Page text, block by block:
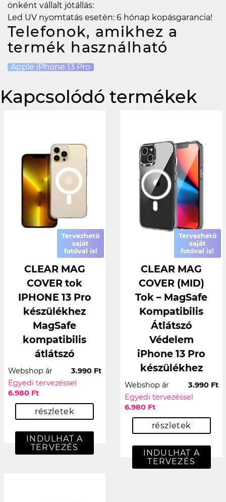
önként vállalt jótállás:
Led UV nyomtatás esetén: 6 hónap kopásgarancia!
Telefonok, amikhez a
termék használható
Apple iPhone 13 Pro
Kapcsolódó termékek
Tervezhető
saját
fotóval is!
CLEAR MAG
COVER tok
IPHONE 13 Pro
készülékhez
MagSafe
kompatibilis
átlátszó
Webshop ár
3.990 Ft
Egyedi tervezéssel
6.980 Ft
részletek
INDULHAT A
TERVEZÉS
Tervezhető
saját
fotóval is!
CLEAR MAG
COVER (MID)
Tok – MagSafe
Kompatibilis
Átlátszó
Védelem
iPhone 13 Pro
készülékhez
Webshop ár
3.990 Ft
Egyedi tervezéssel
6.980 Ft
részletek
INDULHAT A
TERVEZÉS